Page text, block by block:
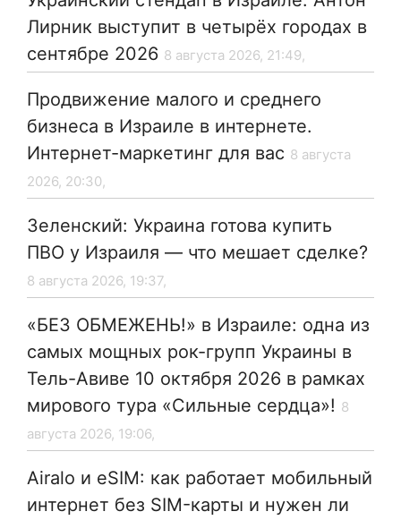
Лирник выступит в четырёх городах в
сентябре 2026 8 августа 2026, 21:49,
Продвижение малого и среднего
бизнеса в Израиле в интернете.
Интернет-маркетинг для вас 8 августа
2026, 20:30,
Зеленский: Украина готова купить
ПВО у Израиля — что мешает сделке?
8 августа 2026, 19:37,
«БЕЗ ОБМЕЖЕНЬ!» в Израиле: одна из
самых мощных рок-групп Украины в
Тель-Авиве 10 октября 2026 в рамках
мирового тура «Сильные сердца»! 8
августа 2026, 19:06,
Airalo и eSIM: как работает мобильный
интернет без SIM-карты и нужен ли